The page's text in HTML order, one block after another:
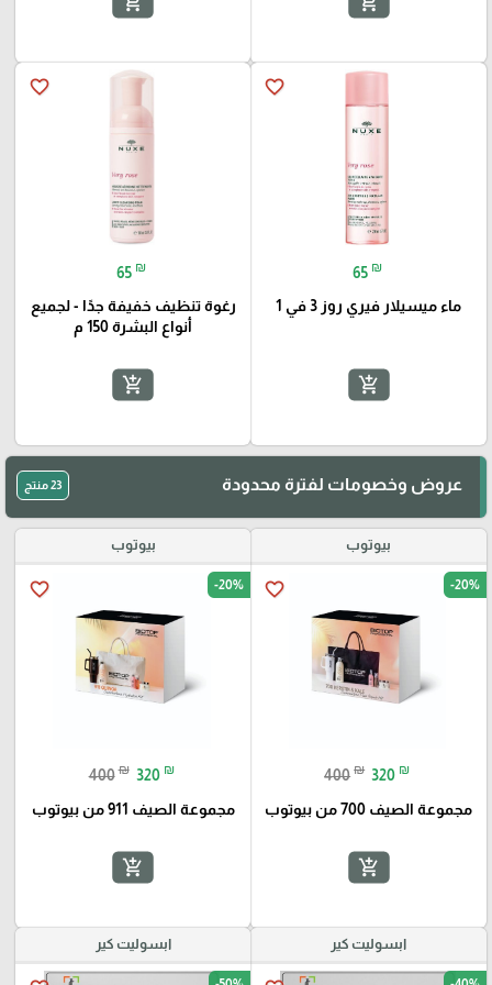
favorite_border
65 ₪
ماء ميسيلار فيري روز 3 في 1
add_shopping_cart
favorite_border
65 ₪
رغوة تنظيف خفيفة جدًا - لجميع
أنواع البشرة 150 م
add_shopping_cart
عروض وخصومات لفترة محدودة 23 منتج
بيوتوب
favorite_border -20%
400 ₪ 320 ₪
مجموعة الصيف 700 من بيوتوب
add_shopping_cart
بيوتوب
favorite_border -20%
400 ₪ 320 ₪
مجموعة الصيف 911 من بيوتوب
add_shopping_cart
ابسوليت كير ابسوليت كير